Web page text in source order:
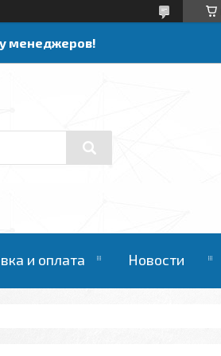
менеджеров!
и оплата Новости